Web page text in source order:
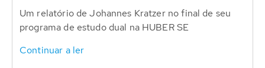
Um relatório de Johannes Kratzer no final de seu
programa de estudo dual na HUBER SE
Continuar a ler